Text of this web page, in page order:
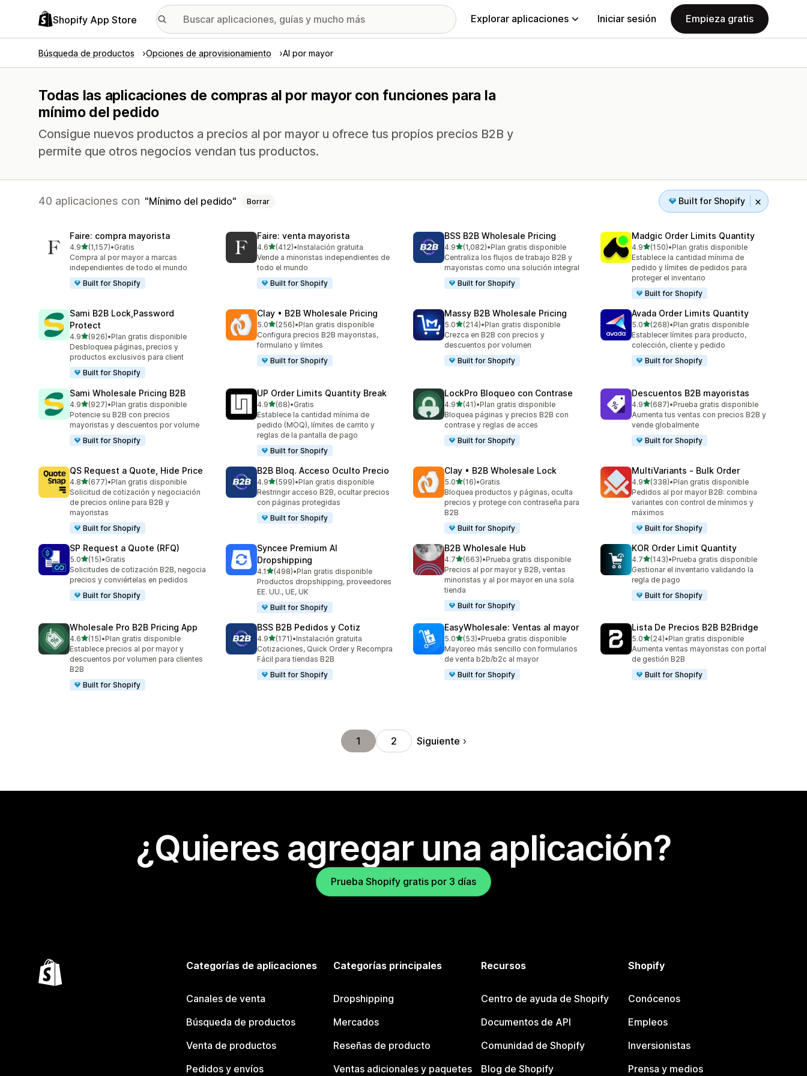
Shopify App Store Explorar aplicaciones Iniciar sesión Empieza gratis
Búsqueda de productos Opciones de aprovisionamiento Al por mayor
Todas las aplicaciones de compras al por mayor con funciones para la
mínimo del pedido
Consigue nuevos productos a precios al por mayor u ofrece tus propios precios B2B y
permite que otros negocios vendan tus productos.
40 aplicaciones con Mínimo del pedido Borrar Built for Shopify
Faire: compra mayorista
4.9de 5 estrellas
(1,157)
1157 reseñas en total
•Gratis
Compra al por mayor a marcas
independientes de todo el mundo
Built for Shopify
Faire: venta mayorista
4.6de 5 estrellas
(412)
412 reseñas en total
•Instalación gratuita
Vende a minoristas independientes de
todo el mundo
Built for Shopify
BSS B2B Wholesale Pricing
4.9de 5 estrellas
(1,082)
1082 reseñas en total
•Plan gratis disponible
Centraliza los flujos de trabajo B2B y
mayoristas como una solución integral
Built for Shopify
Madgic Order Limits Quantity
4.9de 5 estrellas
(150)
150 reseñas en total
•Plan gratis disponible
Establece la cantidad mínima de
pedido y límites de pedidos para
proteger el inventario
Built for Shopify
Sami B2B Lock,Password
Protect
4.9de 5 estrellas
(926)
926 reseñas en total
•Plan gratis disponible
Desbloquea páginas, precios y
productos exclusivos para client
Built for Shopify
Clay • B2B Wholesale Pricing
5.0de 5 estrellas
(256)
256 reseñas en total
•Plan gratis disponible
Configura precios B2B mayoristas,
formulario y límites
Built for Shopify
Massy B2B Wholesale Pricing
5.0de 5 estrellas
(214)
214 reseñas en total
•Plan gratis disponible
Crezca en B2B con precios y
descuentos por volumen
Built for Shopify
Avada Order Limits Quantity
5.0de 5 estrellas
(268)
268 reseñas en total
•Plan gratis disponible
Establecer límites para producto,
colección, cliente y pedido
Built for Shopify
Sami Wholesale Pricing B2B
4.9de 5 estrellas
(927)
927 reseñas en total
•Plan gratis disponible
Potencie su B2B con precios
mayoristas y descuentos por volume
Built for Shopify
UP Order Limits Quantity Break
4.9de 5 estrellas
(68)
68 reseñas en total
•Gratis
Establece la cantidad mínima de
pedido (MOQ), límites de carrito y
reglas de la pantalla de pago
Built for Shopify
LockPro Bloqueo con Contrase
4.9de 5 estrellas
(41)
41 reseñas en total
•Plan gratis disponible
Bloquea páginas y precios B2B con
contrase y reglas de acces
Built for Shopify
Descuentos B2B mayoristas
4.9de 5 estrellas
(687)
687 reseñas en total
•Prueba gratis disponible
Aumenta tus ventas con precios B2B y
vende globalmente
Built for Shopify
QS Request a Quote, Hide Price
4.8de 5 estrellas
(677)
677 reseñas en total
•Plan gratis disponible
Solicitud de cotización y negociación
de precios online para B2B y
mayoristas
Built for Shopify
B2B Bloq. Acceso Oculto Precio
4.9de 5 estrellas
(599)
599 reseñas en total
•Plan gratis disponible
Restringir acceso B2B, ocultar precios
con páginas protegidas
Built for Shopify
Clay • B2B Wholesale Lock
5.0de 5 estrellas
(16)
16 reseñas en total
•Gratis
Bloquea productos y páginas, oculta
precios y protege con contraseña para
B2B
Built for Shopify
MultiVariants ‑ Bulk Order
4.9de 5 estrellas
(338)
338 reseñas en total
•Plan gratis disponible
Pedidos al por mayor B2B: combina
variantes con control de mínimos y
máximos
Built for Shopify
SP Request a Quote (RFQ)
5.0de 5 estrellas
(15)
15 reseñas en total
•Gratis
Solicitudes de cotización B2B, negocia
precios y conviértelas en pedidos
Built for Shopify
Syncee Premium AI
Dropshipping
4.1de 5 estrellas
(498)
498 reseñas en total
•Plan gratis disponible
Productos dropshipping, proveedores
EE. UU., UE, UK
Built for Shopify
B2B Wholesale Hub
4.7de 5 estrellas
(663)
663 reseñas en total
•Prueba gratis disponible
Precios al por mayor y B2B, ventas
minoristas y al por mayor en una sola
tienda
Built for Shopify
KOR Order Limit Quantity
4.7de 5 estrellas
(143)
143 reseñas en total
•Prueba gratis disponible
Gestionar el inventario validando la
regla de pago
Built for Shopify
Wholesale Pro B2B Pricing App
4.6de 5 estrellas
(15)
15 reseñas en total
•Plan gratis disponible
Establece precios al por mayor y
descuentos por volumen para clientes
B2B
Built for Shopify
BSS B2B Pedidos y Cotiz
4.9de 5 estrellas
(171)
171 reseñas en total
•Instalación gratuita
Cotizaciones, Quick Order y Recompra
Fácil para tiendas B2B
Built for Shopify
EasyWholesale: Ventas al mayor
5.0de 5 estrellas
(53)
53 reseñas en total
•Prueba gratis disponible
Mayoreo más sencillo con formularios
de venta b2b/b2c al mayor
Built for Shopify
Lista De Precios B2B B2Bridge
5.0de 5 estrellas
(24)
24 reseñas en total
•Plan gratis disponible
Aumenta ventas mayoristas con portal
de gestión B2B
Built for Shopify
1 2 Siguiente
¿Quieres agregar una aplicación?
Prueba Shopify gratis por 3 días
Categorías de aplicaciones
Canales de venta
Búsqueda de productos
Venta de productos
Pedidos y envíos
Categorías principales
Dropshipping
Mercados
Reseñas de producto
Ventas adicionales y paquetes
Recursos
Centro de ayuda de Shopify
Documentos de API
Comunidad de Shopify
Blog de Shopify
Shopify
Conócenos
Empleos
Inversionistas
Prensa y medios